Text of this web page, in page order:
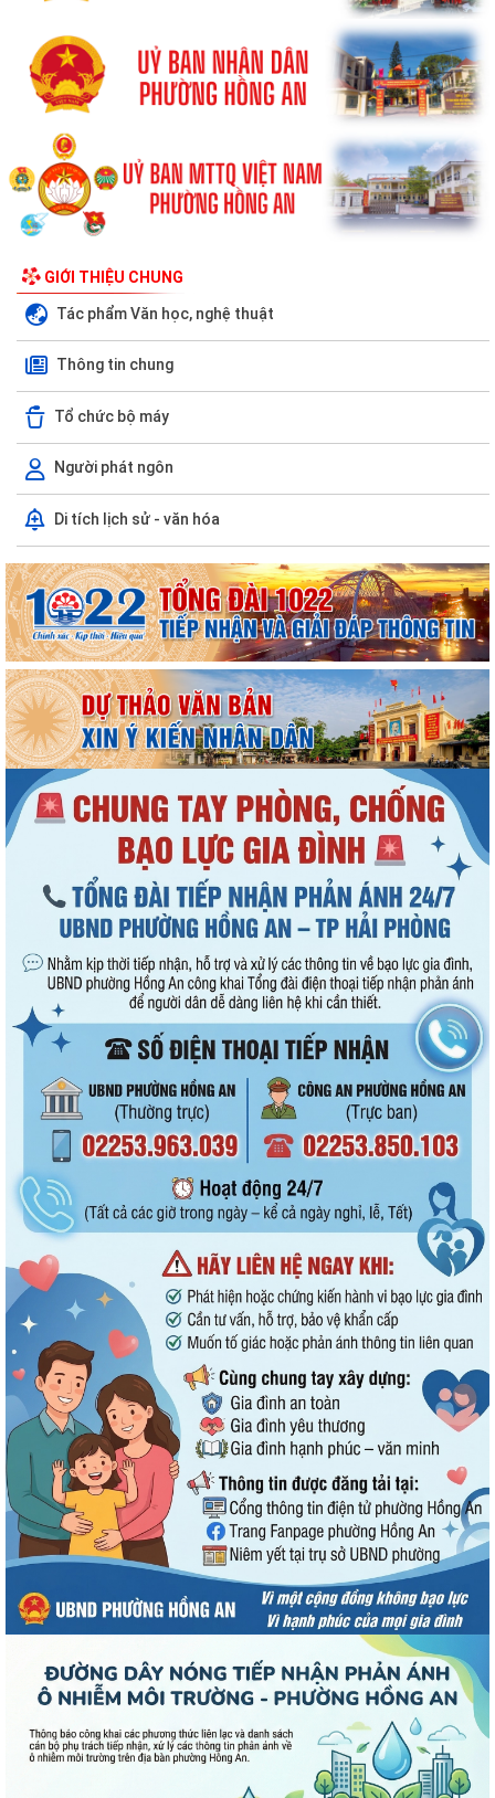
GIỚI THIỆU CHUNG
Tác phẩm Văn học, nghệ thuật
Thông tin chung
Tổ chức bộ máy
Người phát ngôn
Di tích lịch sử - văn hóa
UBND phường Hồng An thông tin về Nghị quyết số 23/2026/NQ-HĐND
ngày 28/7/2026 của HĐND thành phố...
Bình dân học vụ số - nền tảng cho sự phát triển trong kỷ nguyên số
Thông báo về việc niêm yết công khai Phương án bồi thường, hỗ trợ
dự kiến đối với các hộ gia đình,...
QUAN ĐIỂM CỐT LÕI CỦA NGHỊ QUYẾT SỐ 80-NQ/TW NGÀY
07/01/2026 VỀ PHÁT TRIỂN VĂN HOÁ VIỆT NAM - XÂY...
PHƯỜNG HỒNG AN TỔ CHỨC SƠ KẾT ĐÁNH GIÁ TÌNH HÌNH TRIỂN KHAI
THỰC HIỆN MÔ HÌNH “TỔ DÂN PHỐ KHÔNG MA...
ĐẶT TÊN 03 ĐƯỜNG, 05 PHỐ TRÊN ĐỊA BÀN PHƯỜNG HỒNG AN – DẤU
MỐC QUAN TRỌNG TRONG XÂY DỰNG ĐÔ THỊ VĂN...
Thông báo kết quả Kỳ họp thứ 3 (Kỳ họp thường lệ giữa năm 2026)
HĐND thành phố khóa XVII, nhiệm kỳ...